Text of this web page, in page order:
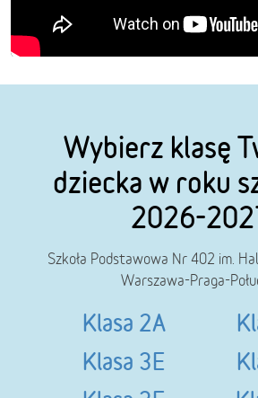
Wybierz klasę
dziecka w roku
2026-
Szkoła Podstawowa Nr 402 im.
Warszawa-Praga-
Klasa 2A
Klasa 3E